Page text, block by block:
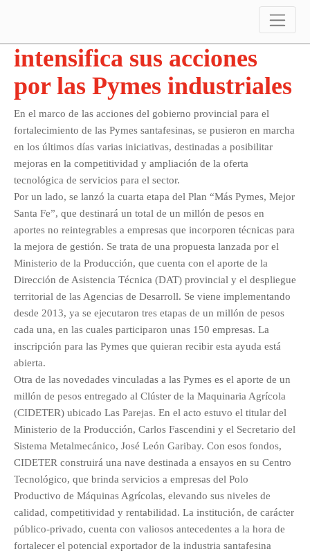
intensifica sus acciones
por las Pymes industriales
En el marco de las acciones del gobierno provincial para el
fortalecimiento de las Pymes santafesinas, se pusieron en marcha
en los últimos días varias iniciativas, destinadas a posibilitar
mejoras en la competitividad y ampliación de la oferta
tecnológica de servicios para el sector.
Por un lado, se lanzó la cuarta etapa del Plan “Más Pymes, Mejor
Santa Fe”, que destinará un total de un millón de pesos en
aportes no reintegrables a empresas que incorporen técnicas para
la mejora de gestión. Se trata de una propuesta lanzada por el
Ministerio de la Producción, que cuenta con el aporte de la
Dirección de Asistencia Técnica (DAT) provincial y el despliegue
territorial de las Agencias de Desarroll. Se viene implementando
desde 2013, ya se ejecutaron tres etapas de un millón de pesos
cada una, en las cuales participaron unas 150 empresas. La
inscripción para las Pymes que quieran recibir esta ayuda está
abierta.
Otra de las novedades vinculadas a las Pymes es el aporte de un
millón de pesos entregado al Clúster de la Maquinaria Agrícola
(CIDETER) ubicado Las Parejas. En el acto estuvo el titular del
Ministerio de la Producción, Carlos Fascendini y el Secretario del
Sistema Metalmecánico, José León Garibay. Con esos fondos,
CIDETER construirá una nave destinada a ensayos en su Centro
Tecnológico, que brinda servicios a empresas del Polo
Productivo de Máquinas Agrícolas, elevando sus niveles de
calidad, competitividad y rentabilidad. La institución, de carácter
público-privado, cuenta con valiosos antecedentes a la hora de
fortalecer el potencial exportador de la industria santafesina